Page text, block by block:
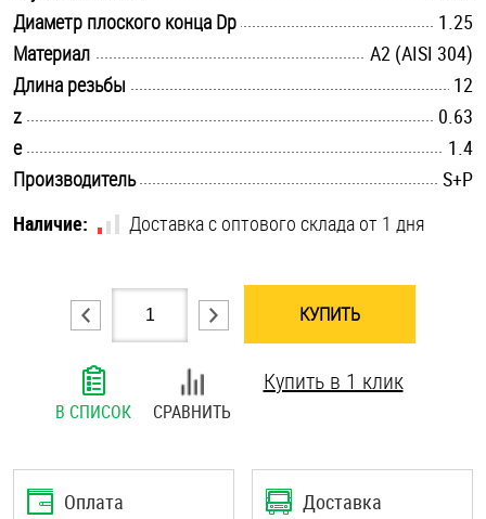
Шплинты
Штифты и пальцы
Диаметр плоского конца Dp
1.25
Материал
А2 (AISI 304)
Длина резьбы
12
z
0.63
e
1.4
Производитель
S+P
Наличие:
Доставка с оптового склада от 1 дня
КУПИТЬ
В СПИСОК СРАВНИТЬ
Купить в 1 клик
Оплата Доставка